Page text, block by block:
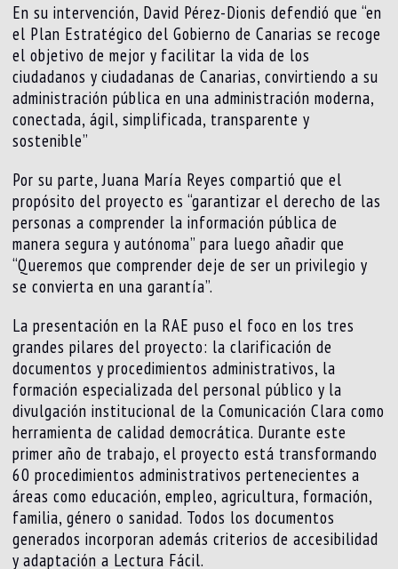
En su intervención, David Pérez-Dionis defendió que “en
el Plan Estratégico del Gobierno de Canarias se recoge
el objetivo de mejor y facilitar la vida de los
ciudadanos y ciudadanas de Canarias, convirtiendo a su
administración pública en una administración moderna,
conectada, ágil, simplificada, transparente y
sostenible”
Por su parte, Juana María Reyes compartió que el
propósito del proyecto es “garantizar el derecho de las
personas a comprender la información pública de
manera segura y autónoma” para luego añadir que
“Queremos que comprender deje de ser un privilegio y
se convierta en una garantía”.
La presentación en la RAE puso el foco en los tres
grandes pilares del proyecto: la clarificación de
documentos y procedimientos administrativos, la
formación especializada del personal público y la
divulgación institucional de la Comunicación Clara como
herramienta de calidad democrática. Durante este
primer año de trabajo, el proyecto está transformando
60 procedimientos administrativos pertenecientes a
áreas como educación, empleo, agricultura, formación,
familia, género o sanidad. Todos los documentos
generados incorporan además criterios de accesibilidad
y adaptación a Lectura Fácil.